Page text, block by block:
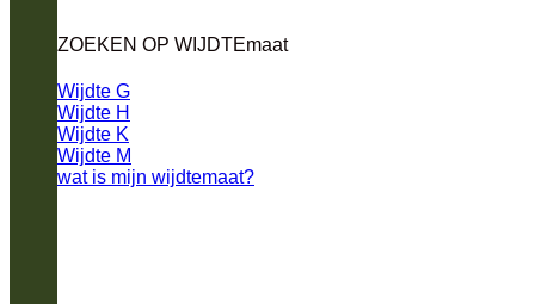
ZOEKEN OP WIJDTEmaat
Wijdte G
Wijdte H
Wijdte K
Wijdte M
wat is mijn wijdtemaat?